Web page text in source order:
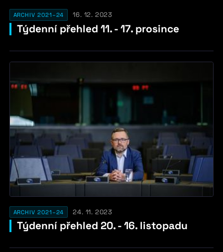
ARCHIV 2021–24 16. 12. 2023
Týdenní přehled 11. - 17. prosince
ARCHIV 2021–24 24. 11. 2023
Týdenní přehled 20. - 16. listopadu